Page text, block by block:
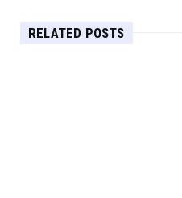
RELATED POSTS